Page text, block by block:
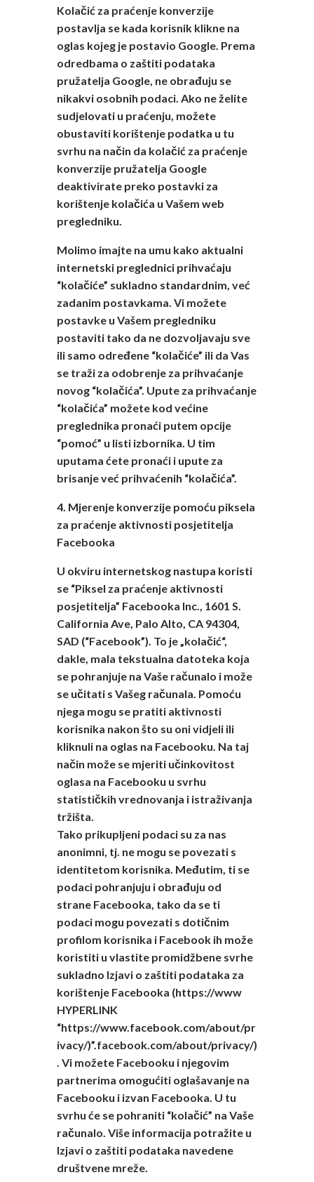
Kolačić za praćenje konverzije
postavlja se kada korisnik klikne na
oglas kojeg je postavio Google. Prema
odredbama o zaštiti podataka
pružatelja Google, ne obrađuju se
nikakvi osobnih podaci. Ako ne želite
sudjelovati u praćenju, možete
obustaviti korištenje podatka u tu
svrhu na način da kolačić za praćenje
konverzije pružatelja Google
deaktivirate preko postavki za
korištenje kolačića u Vašem web
pregledniku.
Molimo imajte na umu kako aktualni
internetski preglednici prihvaćaju
“kolačiće” sukladno standardnim, već
zadanim postavkama. Vi možete
postavke u Vašem pregledniku
postaviti tako da ne dozvoljavaju sve
ili samo određene “kolačiće” ili da Vas
se traži za odobrenje za prihvaćanje
novog “kolačića”. Upute za prihvaćanje
“kolačića” možete kod većine
preglednika pronaći putem opcije
“pomoć” u listi izbornika. U tim
uputama ćete pronaći i upute za
brisanje već prihvaćenih “kolačića”.
4. Mjerenje konverzije pomoću piksela
za praćenje aktivnosti posjetitelja
Facebooka
U okviru internetskog nastupa koristi
se “Piksel za praćenje aktivnosti
posjetitelja” Facebooka Inc., 1601 S.
California Ave, Palo Alto, CA 94304,
SAD (“Facebook”). To je „kolačić“,
dakle, mala tekstualna datoteka koja
se pohranjuje na Vaše računalo i može
se učitati s Vašeg računala. Pomoću
njega mogu se pratiti aktivnosti
korisnika nakon što su oni vidjeli ili
kliknuli na oglas na Facebooku. Na taj
način može se mjeriti učinkovitost
oglasa na Facebooku u svrhu
statističkih vrednovanja i istraživanja
tržišta.
Tako prikupljeni podaci su za nas
anonimni, tj. ne mogu se povezati s
identitetom korisnika. Međutim, ti se
podaci pohranjuju i obrađuju od
strane Facebooka, tako da se ti
podaci mogu povezati s dotičnim
profilom korisnika i Facebook ih može
koristiti u vlastite promidžbene svrhe
sukladno Izjavi o zaštiti podataka za
korištenje Facebooka (https://www
HYPERLINK
“https://www.facebook.com/about/pr
ivacy/)”.facebook.com/about/privacy/)
. Vi možete Facebooku i njegovim
partnerima omogućiti oglašavanje na
Facebooku i izvan Facebooka. U tu
svrhu će se pohraniti “kolačić” na Vaše
računalo. Više informacija potražite u
Izjavi o zaštiti podataka navedene
društvene mreže.